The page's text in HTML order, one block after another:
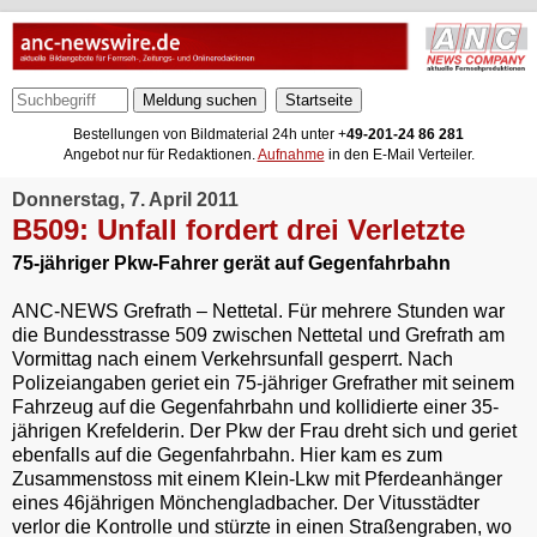
Meldung suchen
Bestellungen von Bildmaterial 24h unter +49-201-24 86 281
Angebot nur für Redaktionen.Aufnahme in den E-Mail Verteiler.
Donnerstag, 7. April 2011
B509: Unfall fordert drei Verletzte
75-jähriger Pkw-Fahrer gerät auf Gegenfahrbahn
ANC-NEWS Grefrath – Nettetal. Für mehrere Stunden war
die Bundesstrasse 509 zwischen Nettetal und Grefrath am
Vormittag nach einem Verkehrsunfall gesperrt. Nach
Polizeiangaben geriet ein 75-jähriger Grefrather mit seinem
Fahrzeug auf die Gegenfahrbahn und kollidierte einer 35-
jährigen Krefelderin. Der Pkw der Frau dreht sich und geriet
ebenfalls auf die Gegenfahrbahn. Hier kam es zum
Zusammenstoss mit einem Klein-Lkw mit Pferdeanhänger
eines 46jährigen Mönchengladbacher. Der Vitusstädter
verlor die Kontrolle und stürzte in einen Straßengraben, wo